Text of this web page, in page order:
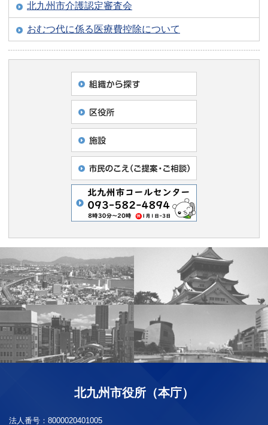
北九州市介護認定審査会
おむつ代に係る医療費控除について
北九州市役所（本庁）
法人番号： 8000020401005